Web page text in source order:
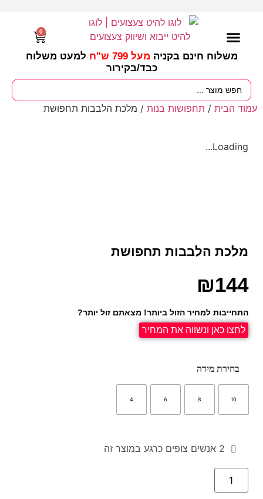
משלוח חינם בקניה מעל 799 ש"ח
למעט משלוח
כבד/בקירור
0
עמוד הבית / תחפושות בנות / מלכת הלבבות תחפושת
Loading...
מלכת הלבבות תחפושת
₪144
התחייבות למחיר הזול ביותר! מצאתם זול יותר?
לחצו כאן ונשווה את המחיר
בחירת מידה
10
8
6
4
2 אנשים צופים כרגע במוצר זה